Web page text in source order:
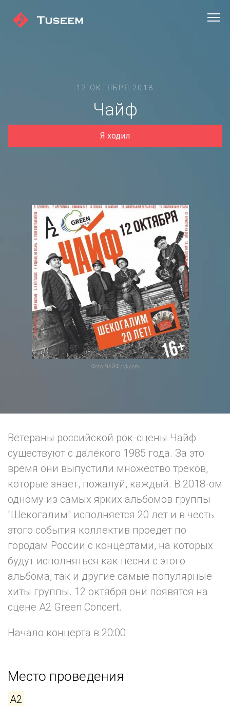
12 ОКТЯБРЯ 2018
Чайф
Я ходил
Фото: ЧАЙФ / vk.com
Ветераны российской рок-сцены Чайф
существуют с далекого 1985 года. За это
время они выпустили множество треков,
которые знает, пожалуй, каждый. В 2018-ом
одному из самых ярких альбомов группы
"Шекогалим" исполняется 20 лет и в честь
этого события коллектив проедет по
городам России с концертами, на которых
будут исполняться как песни с этого
альбома, так и другие самые популярные
хиты группы. 12 октября они появятся на
сцене A2 Green Concert.
Начало концерта в 20:00
Место проведения
A2